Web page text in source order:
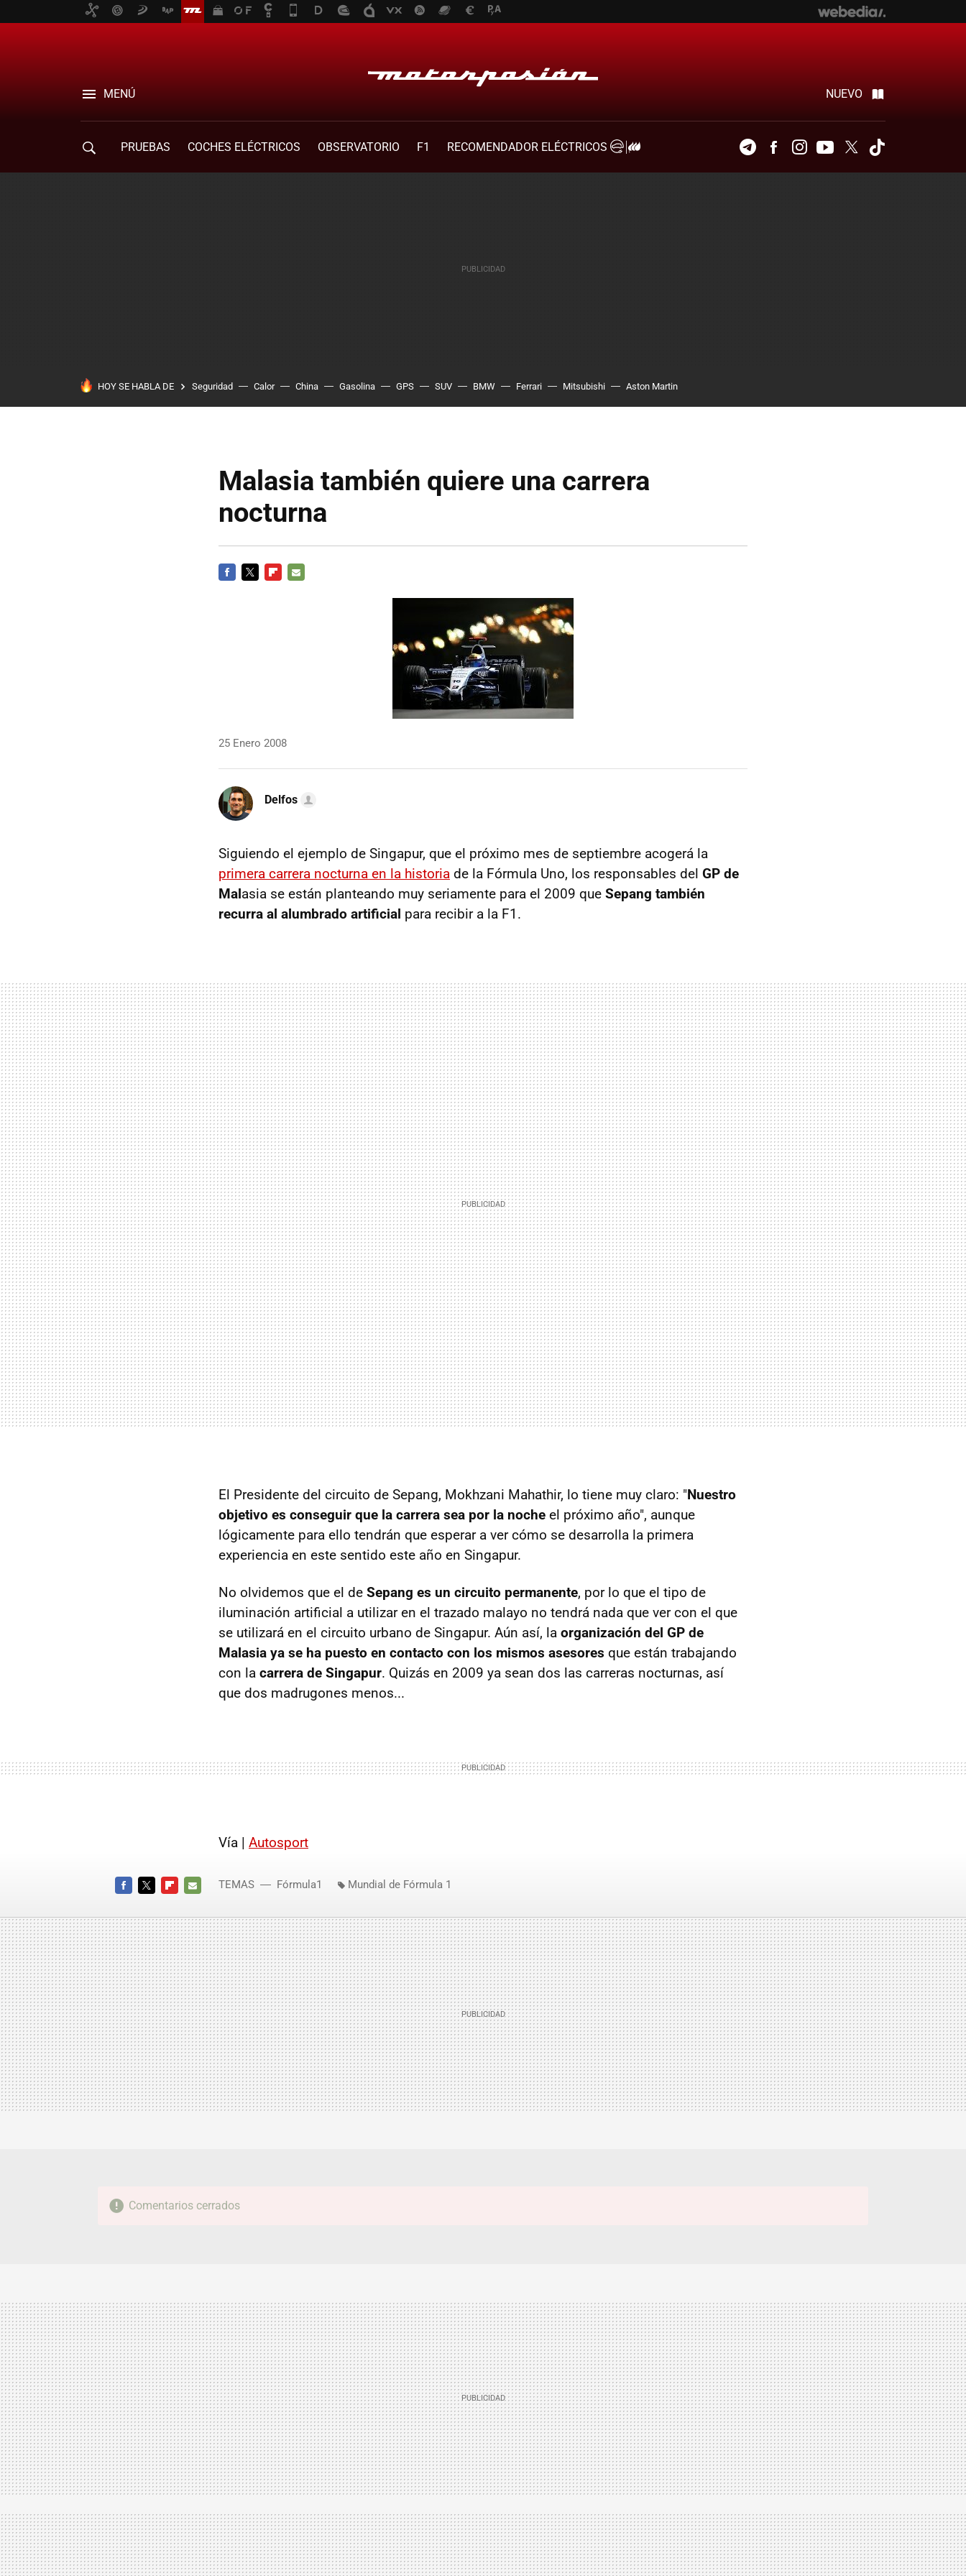
MENÚ NUEVO
PRUEBAS COCHES ELÉCTRICOS OBSERVATORIO F1
RECOMENDADOR ELÉCTRICOS
TelegramFacebookInstagramYoutubeTwitter
HOY SE HABLA DE Seguridad Calor China Gasolina GPS SUV BMW Ferrari Mitsubishi Aston Martin
Malasia también quiere una carrera
nocturna
25 Enero 2008
Delfos
Siguiendo el ejemplo de Singapur, que el próximo mes de septiembre acogerá la
primera carrera nocturna en la historia de la Fórmula Uno, los responsables del GP de
Malasia se están planteando muy seriamente para el 2009 que Sepang también
recurra al alumbrado artificial para recibir a la F1.
El Presidente del circuito de Sepang, Mokhzani Mahathir, lo tiene muy claro: "Nuestro
objetivo es conseguir que la carrera sea por la noche el próximo año", aunque
lógicamente para ello tendrán que esperar a ver cómo se desarrolla la primera
experiencia en este sentido este año en Singapur.
No olvidemos que el de Sepang es un circuito permanente, por lo que el tipo de
iluminación artificial a utilizar en el trazado malayo no tendrá nada que ver con el que
se utilizará en el circuito urbano de Singapur. Aún así, la organización del GP de
Malasia ya se ha puesto en contacto con los mismos asesores que están trabajando
con la carrera de Singapur. Quizás en 2009 ya sean dos las carreras nocturnas, así
que dos madrugones menos...
Vía | Autosport
MAIL
TEMAS Fórmula1 Mundial de Fórmula 1
Comentarios cerrados